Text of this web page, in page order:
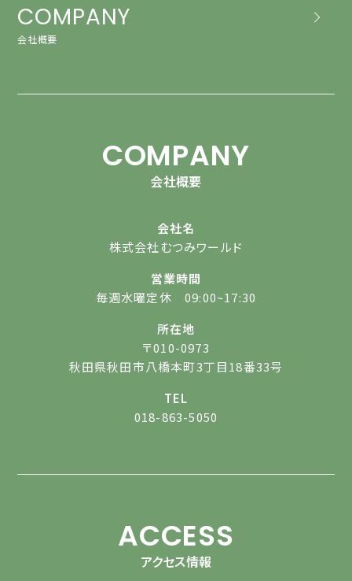
COMPANY
会社概要
COMPANY
会社概要
会社名
株式会社むつみワールド
営業時間
毎週水曜定休 09:00~17:30
所在地
〒010-0973
秋田県秋田市八橋本町3丁目18番33号
TEL
018-863-5050
ACCESS
アクセス情報